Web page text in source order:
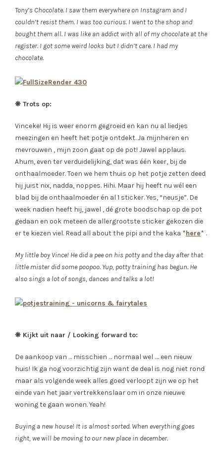
Tony’s Chocolate. I saw them everywhere on Instagram and I
couldn’t resist them. I was too curious. I went to the shop and
bought them all. I was like an addict with all of my chocolate at the
register. I got some weird looks but I didn’t care. I had my
chocolate.
❋ Trots op:
Vinceke! Hij is weer enorm gegroeid en kan nu al liedjes
meezingen en heeft het potje ontdekt. Ja mijnheren en
mevrouwen , mijn zoon gaat op de pot! Jawel applaus.
Ahum, even ter verduidelijking, dat was één keer, bij de
onthaalmoeder. Toen we hem thuis op het potje zetten deed
hij juist nix, nadda, noppes. Hihi. Maar hij heeft nu wél een
blad bij de onthaalmoeder én al 1 sticker. Yes, “neusje”. De
week nadien heeft hij, jawel , dé grote boodschap op de pot
gedaan en ook meteen de allergrootste sticker gekozen die
er te kiezen viel. Read all about the pipi and the kaka *here* .
My little boy Vince! He did a pee on his potty and the day after that
little mister did some poopoo. Yup, potty training has begun. He
also sings a lot of songs, dances and talks a lot!
❋ Kijkt uit naar / Looking forward to:
De aankoop van … misschien … normaal wel …. een nieuw
huis! Ik ga nog voorzichtig zijn want de deal is nog niet rond
maar als volgende week alles goed verloopt zijn we op het
einde van het jaar vertrekkenslaar om in onze nieuwe
woning te gaan wonen. Yeah!
Buying a new house! It is almost sorted. When everything goes
right, we will be moving to our new place in december.